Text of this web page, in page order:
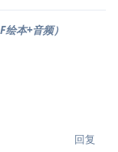
本+音频）
回复